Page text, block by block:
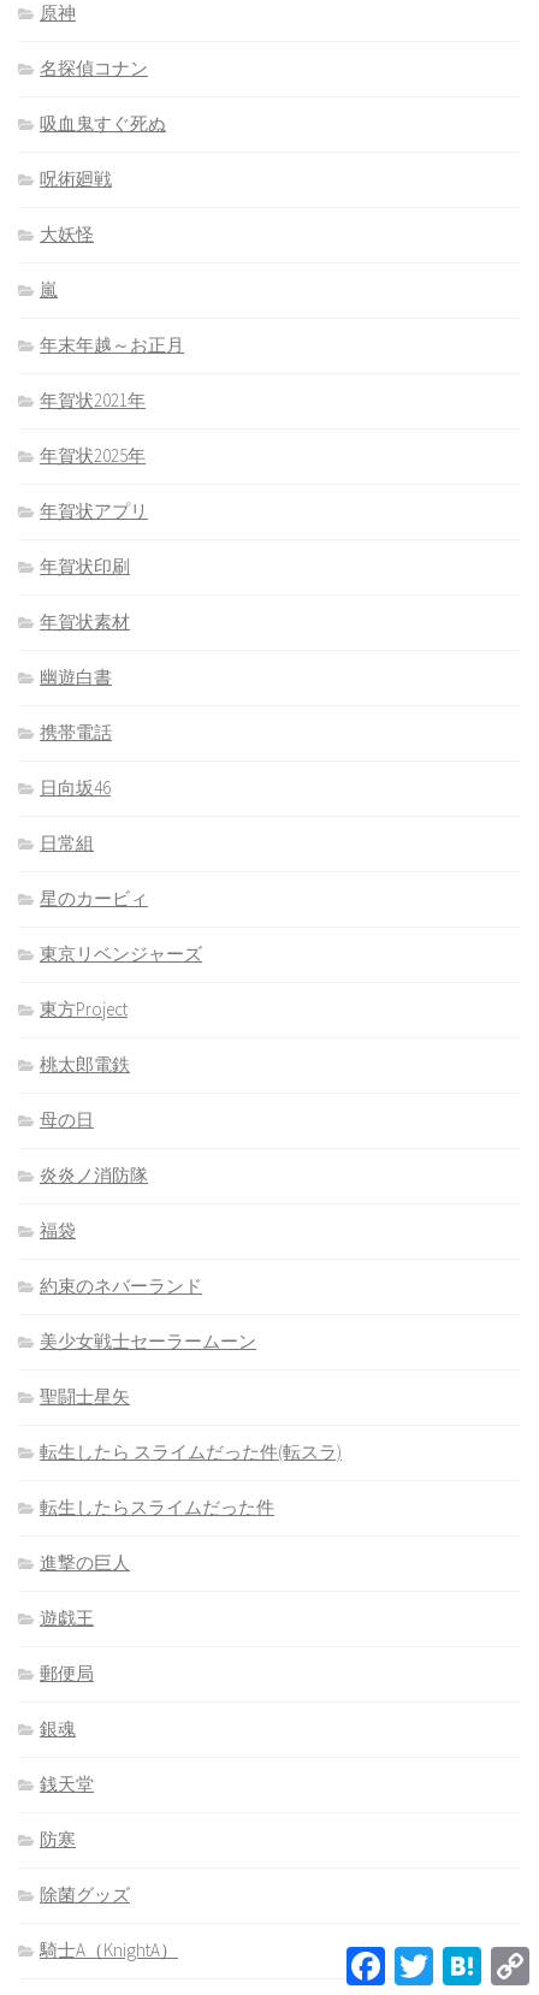
原神
名探偵コナン
吸血鬼すぐ死ぬ
呪術廻戦
大妖怪
嵐
年末年越～お正月
年賀状2021年
年賀状2025年
年賀状アプリ
年賀状印刷
年賀状素材
幽遊白書
携帯電話
日向坂46
日常組
星のカービィ
東京リベンジャーズ
東方Project
桃太郎電鉄
母の日
炎炎ノ消防隊
福袋
約束のネバーランド
美少女戦士セーラームーン
聖闘士星矢
転生したら スライムだった件(転スラ)
転生したらスライムだった件
進撃の巨人
遊戯王
郵便局
銀魂
銭天堂
防寒
除菌グッズ
騎士A（KnightA） FacebookTwitter Hatena